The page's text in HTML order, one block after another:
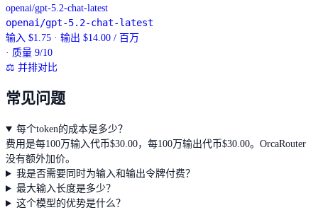
openai/gpt-5.2-chat-latest
openai/gpt-5.2-chat-latest
输入 $1.75 · 输出 $14.00 / 百万
· 质量 9/10
⚖ 并排对比
常见问题
每个token的成本是多少？
费用是每100万输入代币$30.00，每100万输出代币$30.00。OrcaRouter
没有额外加价。
我是否需要同时为输入和输出令牌付费？
最大输入长度是多少？
这个模型的优势是什么？